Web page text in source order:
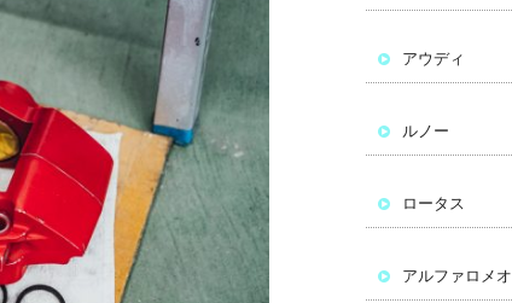
アウディ
ルノー
ロータス
アルファロメオ